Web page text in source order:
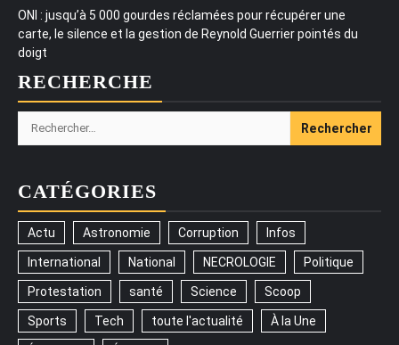
ONI : jusqu’à 5 000 gourdes réclamées pour récupérer une
carte, le silence et la gestion de Reynold Guerrier pointés du
doigt
RECHERCHE
Rechercher :
CATÉGORIES
Actu Astronomie Corruption Infos
International National NECROLOGIE Politique
Protestation santé Science Scoop
Sports Tech toute l'actualité À la Une